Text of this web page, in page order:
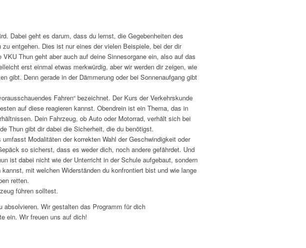
Dabei geht es darum, dass du lernst, die Gegebenheiten des
entgehen. Dies ist nur eines der vielen Beispiele, bei der dir
Thun geht aber auch auf deine Sinnesorgane ein, also auf das
erst einmal etwas merkwürdig, aber wir werden dir zeigen, wie
gibt. Denn gerade in der Dämmerung oder bei Sonnenaufgang gibt
Fahren“ bezeichnet. Der Kurs der Verkehrskunde
auf diese reagieren kannst. Obendrein ist ein Thema, das in
Dein Fahrzeug, ob Auto oder Motorrad, verhält sich bei
Thun gibt dir dabei die Sicherheit, die du benötigst.
Modalitäten der korrekten Wahl der Geschwindigkeit oder
so sicherst, dass es weder dich, noch andere gefährdet. Und
ist dabei nicht wie der Unterricht in der Schule aufgebaut, sondern
mit welchen Widerständen du konfrontiert bist und wie lange
retten.
führen solltest.
absolvieren. Wir gestalten das Programm für dich
ein. Wir freuen uns auf dich!